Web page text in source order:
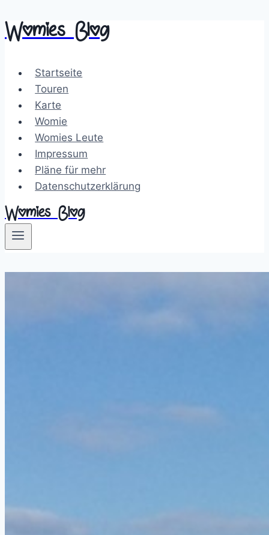
Zum
Inhalt
Womies Blog
Startseite
Touren
Karte
Womie
Womies Leute
Impressum
Pläne für mehr
Datenschutzerklärung
Womies Blog